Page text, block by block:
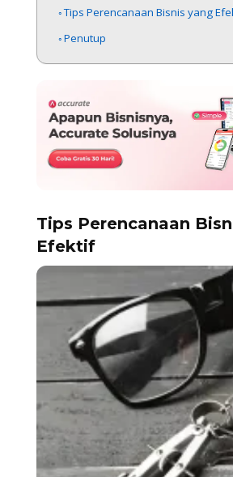
Tips Perencanaan Bisnis yang
Penutup
Tips Perencanaan
Efektif